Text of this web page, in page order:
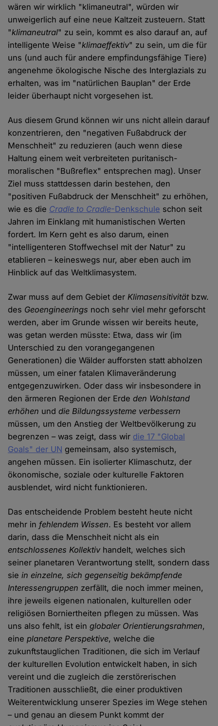
wären wir wirklich "klimaneutral", würden wir
unweigerlich auf eine neue Kaltzeit zusteuern. Statt
"klimaneutral" zu sein, kommt es also darauf an, auf
intelligente Weise "klimaeffektiv" zu sein, um die für
uns (und auch für andere empfindungsfähige Tiere)
angenehme ökologische Nische des Interglazials zu
erhalten, was im "natürlichen Bauplan" der Erde
leider überhaupt nicht vorgesehen ist.
Aus diesem Grund können wir uns nicht allein darauf
konzentrieren, den "negativen Fußabdruck der
Menschheit" zu reduzieren (auch wenn diese
Haltung einem weit verbreiteten puritanisch-
moralischen "Bußreflex" entsprechen mag). Unser
Ziel muss stattdessen darin bestehen, den
"positiven Fußabdruck der Menschheit" zu erhöhen,
wie es die Cradle to Cradle-Denkschule schon seit
Jahren im Einklang mit humanistischen Werten
fordert. Im Kern geht es also darum, einen
"intelligenteren Stoffwechsel mit der Natur" zu
etablieren – keineswegs nur, aber eben auch im
Hinblick auf das Weltklimasystem.
Zwar muss auf dem Gebiet derKlimasensitivitätbzw.
des Geoengineerings noch sehr viel mehr geforscht
werden, aber im Grunde wissen wir bereits heute,
was getan werden müsste: Etwa, dass wir (im
Unterschied zu den vorangegangenen
Generationen) die Wälder aufforsten statt abholzen
müssen, um einer fatalen Klimaveränderung
entgegenzuwirken. Oder dass wir insbesondere in
den ärmeren Regionen der Erdeden Wohlstand
erhöhen unddie Bildungssysteme verbessern
müssen, um den Anstieg der Weltbevölkerung zu
begrenzen – was zeigt, dass wir die 17 "Global
Goals" der UN gemeinsam, also systemisch,
angehen müssen. Ein isolierter Klimaschutz, der
ökonomische, soziale oder kulturelle Faktoren
ausblendet, wird nicht funktionieren.
Das entscheidende Problem besteht heute nicht
mehr in fehlendem Wissen. Es besteht vor allem
darin, dass die Menschheit nicht als ein
entschlossenes Kollektivhandelt, welches sich
seiner planetaren Verantwortung stellt, sondern dass
siein einzelne, sich gegenseitig bekämpfende
Interessengruppen zerfällt, die noch immer meinen,
ihre jeweils eigenen nationalen, kulturellen oder
religiösen Borniertheiten pflegen zu müssen. Was
uns also fehlt, ist einglobaler Orientierungsrahmen,
eineplanetare Perspektive, welche die
zukunftstauglichen Traditionen, die sich im Verlauf
der kulturellen Evolution entwickelt haben, in sich
vereint und die zugleich die zerstörerischen
Traditionen ausschließt, die einer produktiven
Weiterentwicklung unserer Spezies im Wege stehen
– und genau an diesem Punkt kommt der